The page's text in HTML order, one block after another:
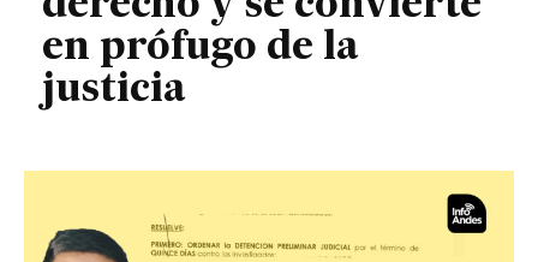
en prófugo de la
justicia